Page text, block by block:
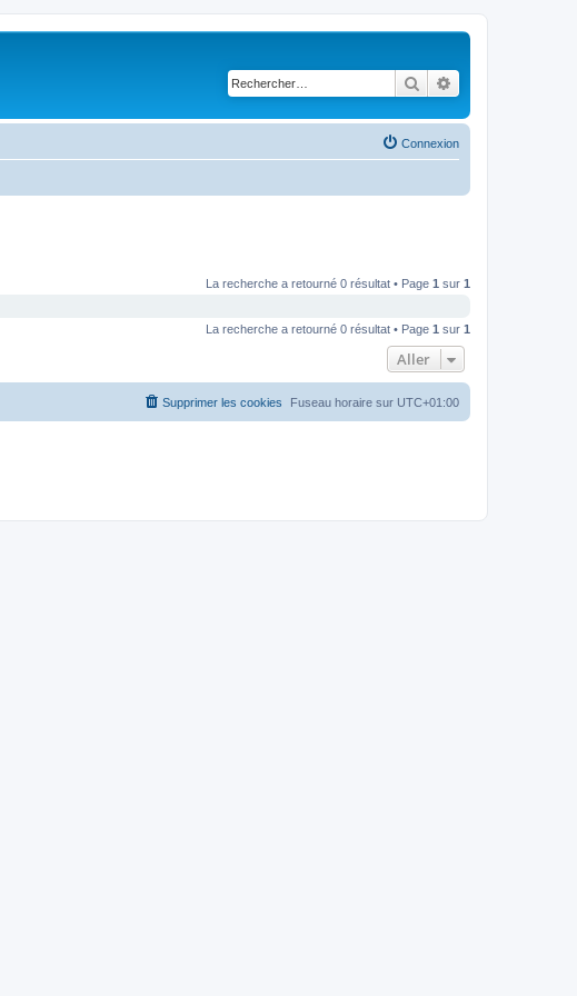
Rechercher
Connexion
La recherche a retourné 0 résultat • Page 1 sur 1
La recherche a retourné 0 résultat • Page 1 sur 1
Aller
Fuseau horaire sur UTC+01:00
Supprimer les cookies